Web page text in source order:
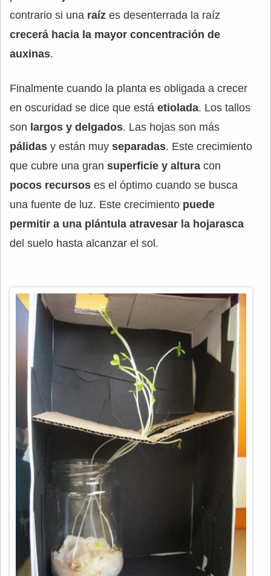
contrario si una raíz es desenterrada la raíz
crecerá hacia la mayor concentración de
auxinas.
Finalmente cuando la planta es obligada a crecer
en oscuridad se dice que está etiolada. Los tallos
son largos y delgados. Las hojas son más
pálidas y están muy separadas. Este crecimiento
que cubre una gran superficie y altura con
pocos recursos es el óptimo cuando se busca
una fuente de luz. Este crecimiento puede
permitir a una plántula atravesar la hojarasca
del suelo hasta alcanzar el sol.